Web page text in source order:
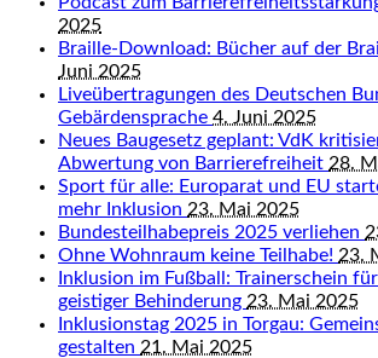
2025
Braille-Download: Bücher auf der
Juni 2025
Liveübertragungen des Deutschen
Gebärdensprache 4. Juni 2025
Neues Baugesetz geplant: VdK
Abwertung von Barrierefreiheit 28.
Sport für alle: Europarat und EU
mehr Inklusion 23. Mai 2025
Bundesteilhabepreis 2025 verliehen
Ohne Wohnraum keine Teilhabe! 23.
Inklusion im Fußball: Trainerschein
geistiger Behinderung 23. Mai 2025
Inklusionstag 2025 in Torgau:
gestalten 21. Mai 2025